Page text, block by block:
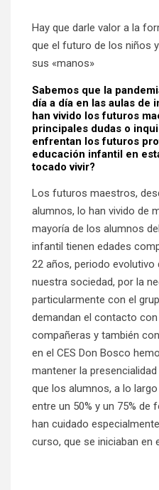
Hay que darle valor a la
que el futuro de los niños
sus «manos»
Sabemos que la
día a día en las aulas de
han vivido los futuros
principales dudas o
enfrentan los futuros
educación infantil en
tocado vivir?
Los futuros maestros,
alumnos, lo han vivido de
mayoría de los alumnos
infantil tienen edades
22 años, periodo evolutivo
nuestra sociedad, por la
particularmente con el
demandan el contacto
compañeras y también
en el CES Don Bosco
mantener la
que los alumnos, a lo
entre un 50% y un 75% de
han cuidado
curso, que se iniciaban en